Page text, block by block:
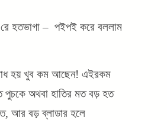
রে হতভাগা – পইপই করে বললাম
বোধ হয় খুব কম আছেন! এইরকম
পুচকে অথবা হাতির মত বড় হত
আর বড় ব্লাডার হলে